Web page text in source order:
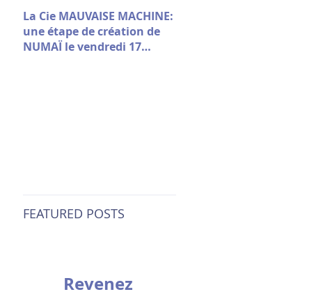
La Cie MAUVAISE MACHINE:
une étape de création de
NUMAÏ le vendredi 17
FEATURED POSTS
Revenez